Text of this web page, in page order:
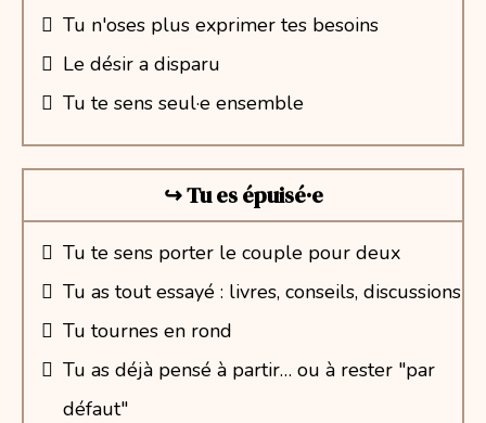
Tu n'oses plus exprimer tes besoins
Le désir a disparu
Tu te sens seul·e ensemble
↪︎ Tu es épuisé·e
Tu te sens porter le couple pour deux
Tu as tout essayé : livres, conseils, discussions
Tu tournes en rond
Tu as déjà pensé à partir… ou à rester "par
défaut"